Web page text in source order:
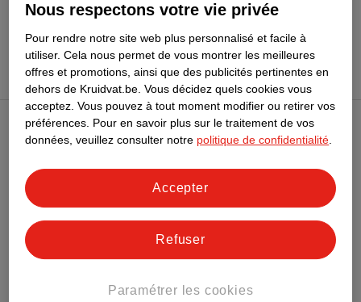
Club Kruidvat
Service Clientèle
Tout sur Kruidvat
Nous respectons votre vie privée
Pour rendre notre site web plus personnalisé et facile à
utiliser. Cela nous permet de vous montrer les meilleures
offres et promotions, ainsi que des publicités pertinentes en
dehors de Kruidvat.be. Vous décidez quels cookies vous
acceptez. Vous pouvez à tout moment modifier ou retirer vos
préférences. Pour en savoir plus sur le traitement de vos
données, veuillez consulter notre politique de confidentialité.
Paramétrer les cookies
Refuser
Accepter